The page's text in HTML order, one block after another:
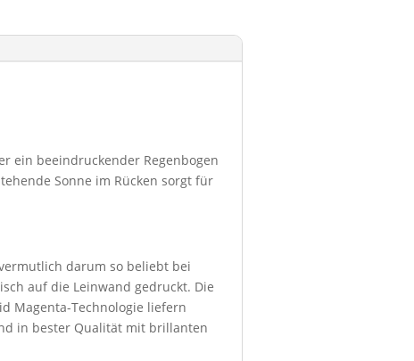
ein beeindruckender Regenbogen
Sonne im Rücken sorgt für
darum so beliebt bei
auf die Leinwand gedruckt. Die
Magenta-Technologie liefern
in bester Qualität mit brillanten